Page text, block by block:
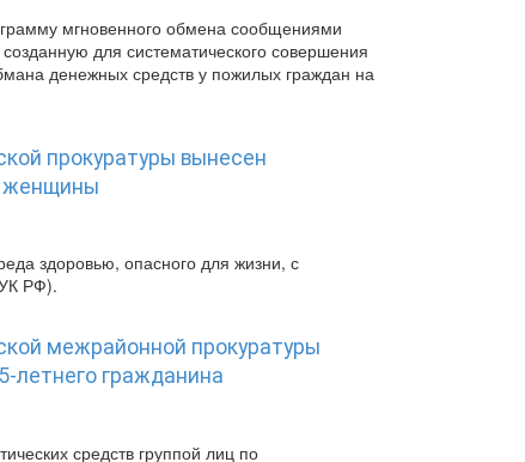
мгновенного обмена сообщениями
для систематического совершения
денежных средств у пожилых граждан на
прокуратуры вынесен
женщины
здоровью, опасного для жизни, с
РФ).
межрайонной прокуратуры
летнего гражданина
средств группой лиц по